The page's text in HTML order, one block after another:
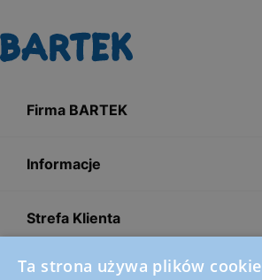
Firma BARTEK
Informacje
Strefa Klienta
Porady
Ta strona używa plików cookie